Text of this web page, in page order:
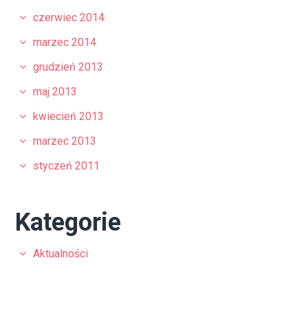
czerwiec 2014
marzec 2014
grudzień 2013
maj 2013
kwiecień 2013
marzec 2013
styczeń 2011
Kategorie
Aktualności